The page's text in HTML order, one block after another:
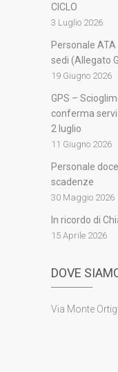
CICLO
3 Luglio 2026
Personale
sedi (Allegato
19 Giugno 2026
GPS –
conferma
2 luglio
11 Giugno 2026
Personale
scadenze
30 Maggio 2026
In ricordo di
15 Aprile 2026
DOVE
Via Monte